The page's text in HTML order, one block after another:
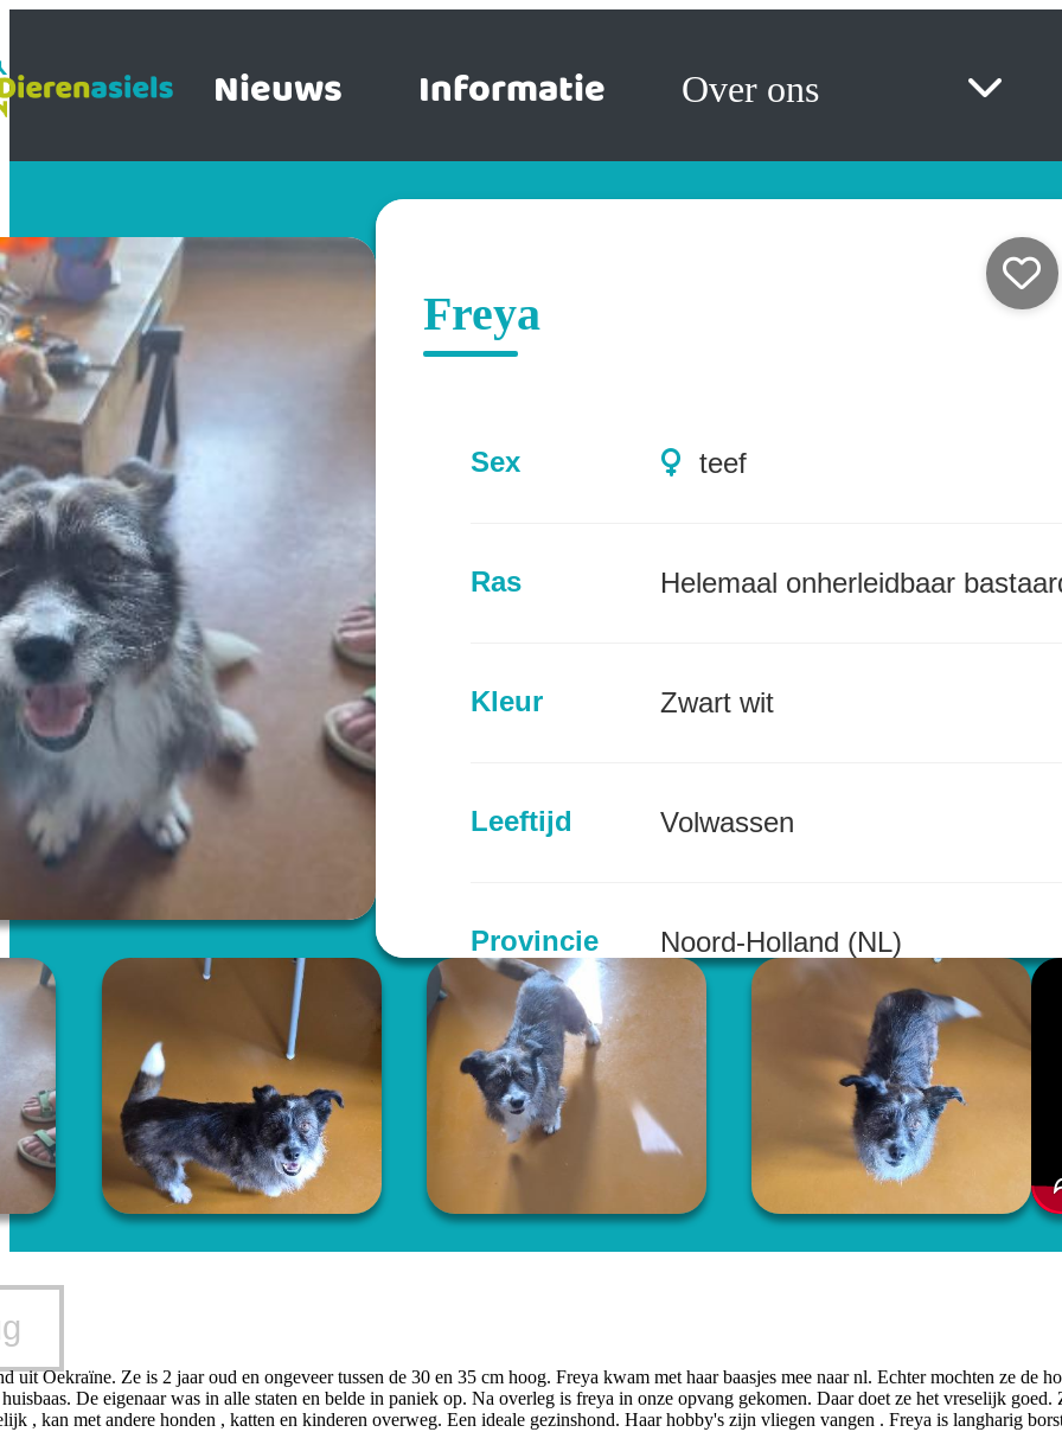
Nieuws Informatie Over ons
Freya
Sex teef
Ras Helemaal onherleidbaar
Kleur Zwart wit
Leeftijd Volwassen
Provincie Noord-Holland (NL)
uit Oekraïne. Ze is 2 jaar oud en ongeveer tussen de 30 en 35 cm hoog. Freya kwam met haar baasjes mee naar nl. Echter mochten ze de
De eigenaar was in alle staten en belde in paniek op. Na overleg is freya in onze opvang gekomen. Daar doet ze het vreselijk goed.
, kan met andere honden , katten en kinderen overweg. Een ideale gezinshond. Haar hobby's zijn vliegen vangen . Freya is langharig